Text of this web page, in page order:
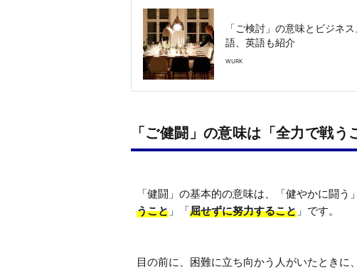
「ご検討」の意味とビジネ
語、英語も紹介
WURK
「ご健闘」の意味は「全力で戦う
「健闘」の基本的の意味は、「健やかに闘
うこと 」「屈せずに努力すること 」です。
目の前に、困難に立ち向かう人がいたときに